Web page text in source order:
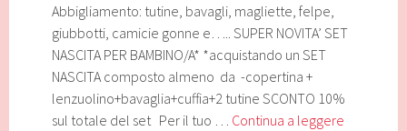
Abbigliamento: tutine, bavagli, magliette, felpe,
giubbotti, camicie gonne e….. SUPER NOVITA’ SET
NASCITA PER BAMBINO/A* *acquistando un SET
NASCITA composto almeno da -copertina +
lenzuolino+bavaglia+cuffia+2 tutine SCONTO 10%
sul totale del set Per il tuo … Continua a leggere